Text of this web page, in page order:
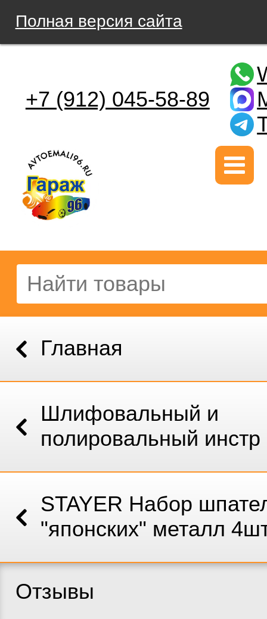
Полная версия сайта
+7 (912) 045-58-89
Главная
Шлифовальный и
полировальный инстр
STAYER Набор
"японских" металл
Отзывы